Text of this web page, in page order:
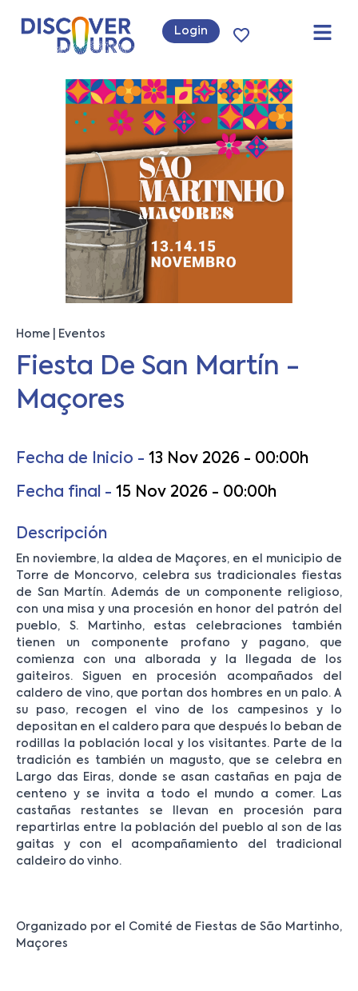
Login
Home Eventos
Fiesta De San Martín -
Maçores
Fecha de Inicio - 13 Nov 2026 - 00:00h
Fecha final - 15 Nov 2026 - 00:00h
Descripción
En noviembre, la aldea de Maçores, en el municipio de
Torre de Moncorvo, celebra sus tradicionales fiestas
de San Martín. Además de un componente religioso,
con una misa y una procesión en honor del patrón del
pueblo, S. Martinho, estas celebraciones también
tienen un componente profano y pagano, que
comienza con una alborada y la llegada de los
gaiteiros. Siguen en procesión acompañados del
caldero de vino, que portan dos hombres en un palo. A
su paso, recogen el vino de los campesinos y lo
depositan en el caldero para que después lo beban de
rodillas la población local y los visitantes. Parte de la
tradición es también un magusto, que se celebra en
Largo das Eiras, donde se asan castañas en paja de
centeno y se invita a todo el mundo a comer. Las
castañas restantes se llevan en procesión para
repartirlas entre la población del pueblo al son de las
gaitas y con el acompañamiento del tradicional
caldeiro do vinho.
Organizado por el Comité de Fiestas de São Martinho,
Maçores